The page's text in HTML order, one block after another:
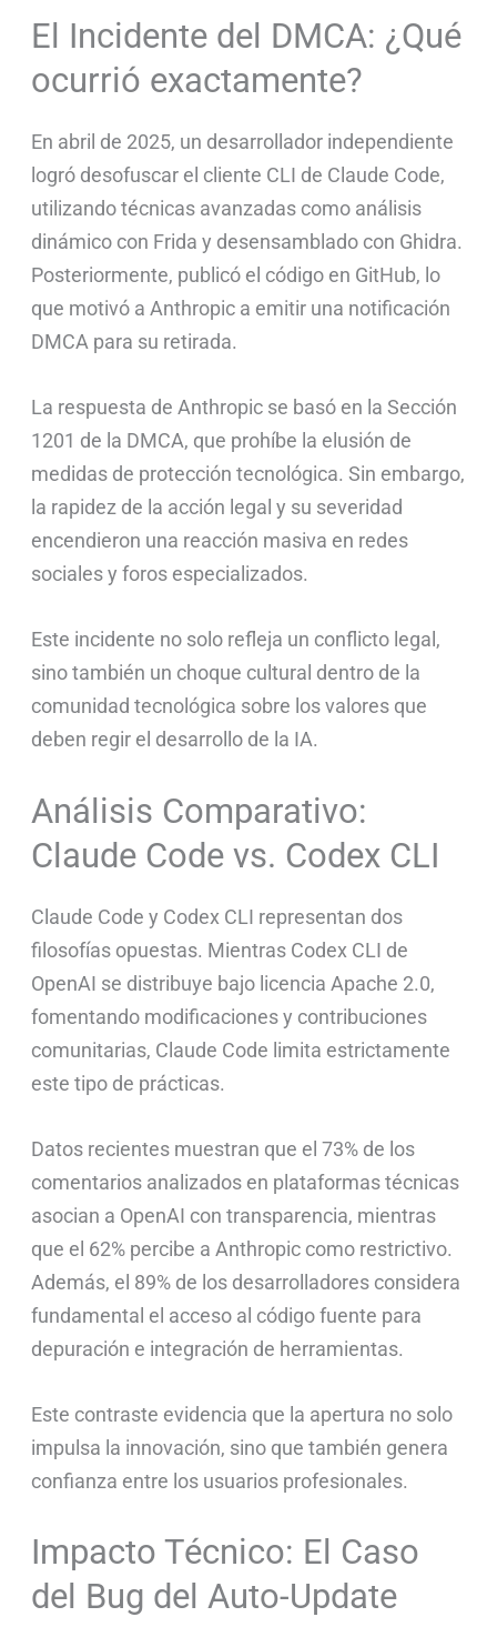
El Incidente del DMCA: ¿Qué
ocurrió exactamente?
En abril de 2025, un desarrollador independiente
logró desofuscar el cliente CLI de Claude Code,
utilizando técnicas avanzadas como análisis
dinámico con Frida y desensamblado con Ghidra.
Posteriormente, publicó el código en GitHub, lo
que motivó a Anthropic a emitir una notificación
DMCA para su retirada.
La respuesta de Anthropic se basó en la Sección
1201 de la DMCA, que prohíbe la elusión de
medidas de protección tecnológica. Sin embargo,
la rapidez de la acción legal y su severidad
encendieron una reacción masiva en redes
sociales y foros especializados.
Este incidente no solo refleja un conflicto legal,
sino también un choque cultural dentro de la
comunidad tecnológica sobre los valores que
deben regir el desarrollo de la IA.
Análisis Comparativo:
Claude Code vs. Codex CLI
Claude Code y Codex CLI representan dos
filosofías opuestas. Mientras Codex CLI de
OpenAI se distribuye bajo licencia Apache 2.0,
fomentando modificaciones y contribuciones
comunitarias, Claude Code limita estrictamente
este tipo de prácticas.
Datos recientes muestran que el 73% de los
comentarios analizados en plataformas técnicas
asocian a OpenAI con transparencia, mientras
que el 62% percibe a Anthropic como restrictivo.
Además, el 89% de los desarrolladores considera
fundamental el acceso al código fuente para
depuración e integración de herramientas.
Este contraste evidencia que la apertura no solo
impulsa la innovación, sino que también genera
confianza entre los usuarios profesionales.
Impacto Técnico: El Caso
del Bug del Auto-Update